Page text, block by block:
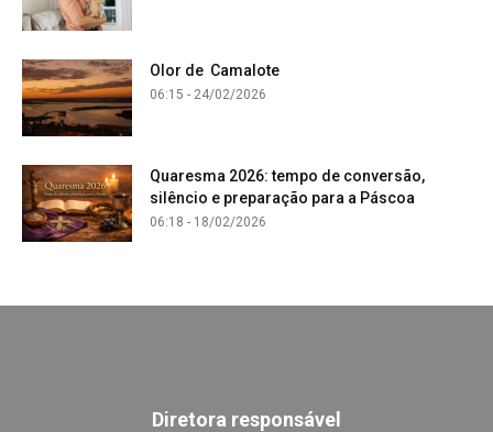
Olor de Camalote
06:15 - 24/02/2026
Quaresma 2026: tempo de conversão,
silêncio e preparação para a Páscoa
06:18 - 18/02/2026
Diretora responsável